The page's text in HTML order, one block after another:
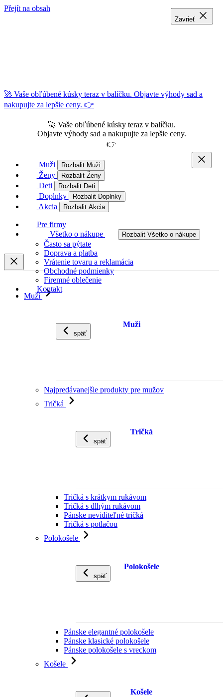
Přejít na obsah
🚀 Vaše obľúbené kúsky teraz v balíčku. Objavte výhody sad a
nakupujte za lepšie ceny. 👉
🚀 Vaše obľúbené kúsky teraz v balíčku.
Objavte výhody sad a nakupujte za lepšie ceny.
👉
Muži Rozbalit Muži
Ženy Rozbalit Ženy
Deti Rozbalit Deti
Doplnky Rozbalit Doplnky
Akcia Rozbalit Akcia
Pre firmy
Všetko o nákupe
Rozbalit Všetko o nákupe
Často sa pýtate
Doprava a platba
Vrátenie tovaru a reklamácia
Obchodné podmienky
Firemné oblečenie
Kontakt
Muži
späť
Muži
Najpredávanejšie produkty pre mužov
Tričká
späť
Tričká
Tričká s krátkym rukávom
Tričká s dlhým rukávom
Pánske neviditeľné tričká
Tričká s potlačou
Polokošele
späť
Polokošele
Pánske elegantné polokošele
Pánske klasické polokošele
Pánske polokošele s vreckom
Košele
Košele
Zavrieť
Zavrieť
Zavrieť